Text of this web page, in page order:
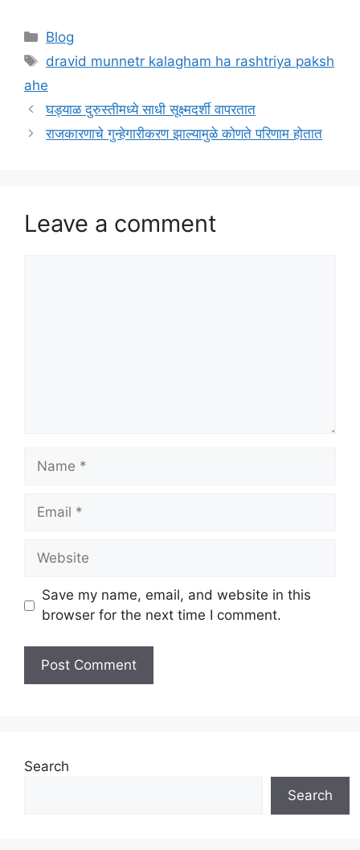
Categories
Blog
Tags
dravid munnetr kalagham ha rashtriya paksh
ahe
घड्याळ दुरुस्तीमध्ये साधी सूक्ष्मदर्शी वापरतात
राजकारणाचे गुन्हेगारीकरण झाल्यामुळे कोणते परिणाम होतात
Leave a comment
Name
Email
Website
Save my name, email, and website in this
browser for the next time I comment.
Search
Search